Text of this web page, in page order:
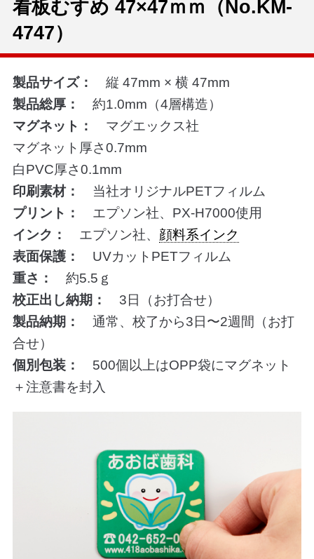
看板むすめ 47×47ｍｍ（No.KM-
4747）
製品サイズ： 縦 47mm × 横 47mm
製品総厚：
約1.0mm（4層構造）
マグネット：
マグエックス社
マグネット厚さ0.7mm
白PVC厚さ0.1mm
印刷素材：
当社オリジナルPETフィルム
プリント：
エプソン社、PX-H7000使用
インク：
エプソン社、 顔料系インク
表面保護：
UVカットPETフィルム
重さ：
約5.5ｇ
校正出し納期：
3日（お打合せ）
製品納期：
通常、校了から3日〜2週間（お打
合せ）
個別包装：
500個以上はOPP袋にマグネット
＋注意書を封入